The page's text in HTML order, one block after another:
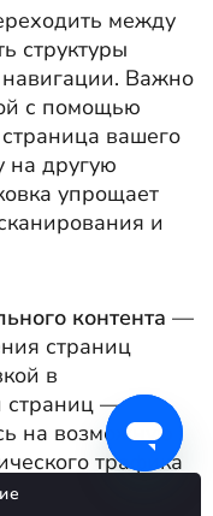
между
структуры
навигации. Важно
с помощью
вашего
на другую
упрощает
и
контента —
страниц
в
страниц —
на возможную
трафика
Также